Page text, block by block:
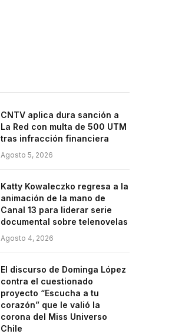
CNTV aplica dura sanción a
La Red con multa de 500 UTM
tras infracción financiera
Agosto 5, 2026
Katty Kowaleczko regresa a la
animación de la mano de
Canal 13 para liderar serie
documental sobre telenovelas
Agosto 4, 2026
El discurso de Dominga López
contra el cuestionado
proyecto “Escucha a tu
corazón” que le valió la
corona del Miss Universo
Chile